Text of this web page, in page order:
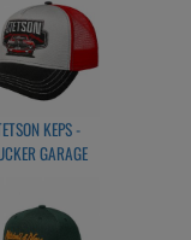
KEPS -
GARAGE